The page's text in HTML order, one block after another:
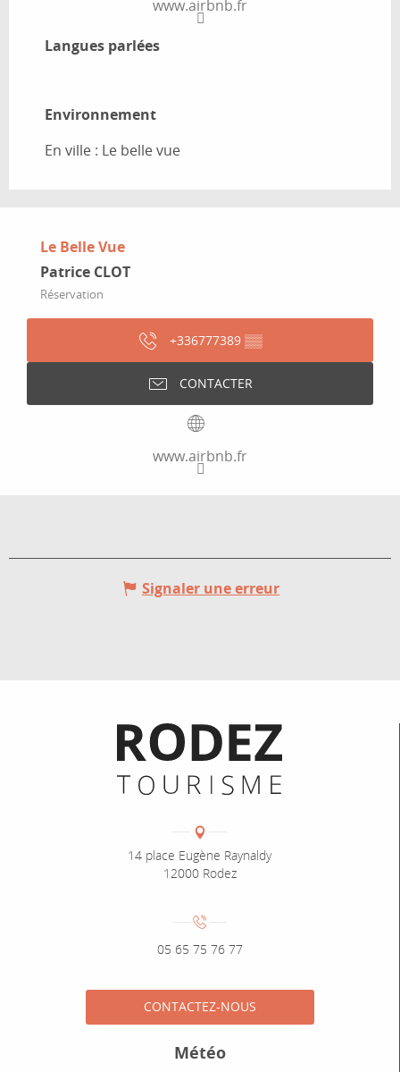
www.airbnb.fr
Langues parlées
Langues parlées
Environnement
Environnement
En ville : Le belle vue
Le Belle Vue
Patrice CLOT
Réservation
+336777389 ▒▒
CONTACTER
www.airbnb.fr
Signaler une erreur
Informations pratiques
Adresse :
14 place Eugène Raynaldy
12000 Rodez
Numéro de téléphone :
05 65 75 76 77
CONTACTEZ-NOUS
Météo